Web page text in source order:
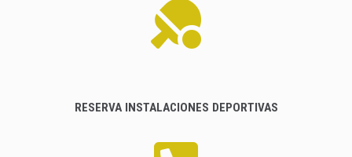
RESERVA INSTALACIONES DEPORTIVAS